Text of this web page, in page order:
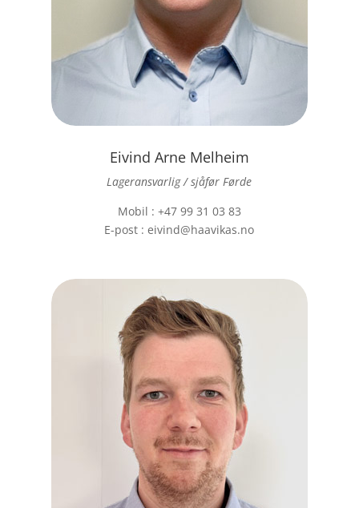
Eivind Arne Melheim
Lageransvarlig / sjåfør Førde
Mobil : +47 99 31 03 83
E-post : eivind@haavikas.no